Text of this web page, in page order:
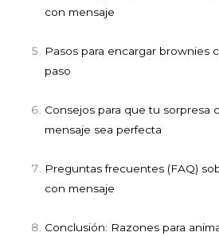
con mensaje
Pasos para encargar brownies
paso
Consejos para que tu sorpresa
mensaje sea perfecta
Preguntas frecuentes (FAQ)
con mensaje
Conclusión: Razones para